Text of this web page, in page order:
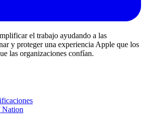
el trabajo ayudando a las
y proteger una experiencia Apple que los
las organizaciones confían.
Nation